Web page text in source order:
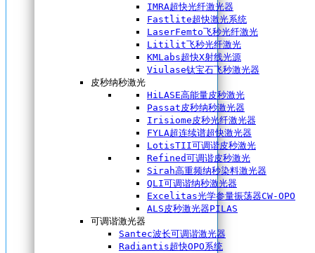
IMRA超快光纤激光器
Fastlite超快激光系统
LaserFemto飞秒光纤激光
Litilit飞秒光纤激光
KMLabs超快X射线光源
Viulase钛宝石飞秒激光器
皮秒纳秒激光
HiLASE高能量皮秒激光
Passat皮秒纳秒激光器
Irisiome皮秒光纤激光器
FYLA超连续谱超快激光器
LotisTII可调谐皮秒激光
Refined可调谐皮秒激光
Sirah高重频纳秒染料激光器
QLI可调谐纳秒激光器
Excelitas光学参量振荡器CW-OPO
ALS皮秒激光器PILAS
可调谐激光器
Santec波长可调谐激光器
Radiantis超快OPO系统